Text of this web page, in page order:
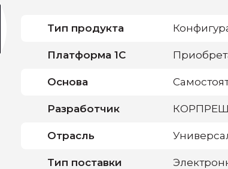
Тип продукта
Платформа 1С
Основа
Разработчик
Отрасль
Тип поставки